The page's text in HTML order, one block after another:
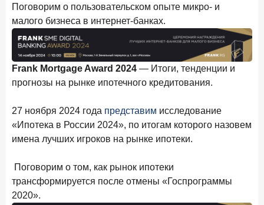
Поговорим о пользовательском опыте микро- и
малого бизнеса в интернет-банках.
Frank Mortgage Award 2024 — Итоги, тенденции и
прогнозы на рынке ипотечного кредитования.
27 ноября 2024 года представим исследование
«Ипотека в России 2024», по итогам которого назовем
имена лучших игроков на рынке ипотеки.
Поговорим о том, как рынок ипотеки
трансформируется после отмены «Госпрограммы
2020».